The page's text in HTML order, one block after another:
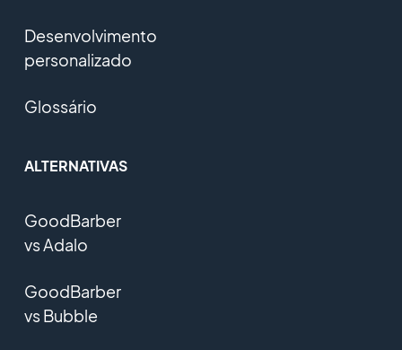
Desenvolvimento
personalizado
Glossário
ALTERNATIVAS
GoodBarber
vs Adalo
GoodBarber
vs Bubble